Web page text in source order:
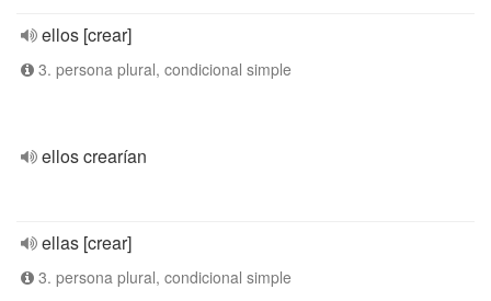
ellos [crear]
3. persona plural, condicional simple
ellos crearían
ellas [crear]
3. persona plural, condicional simple